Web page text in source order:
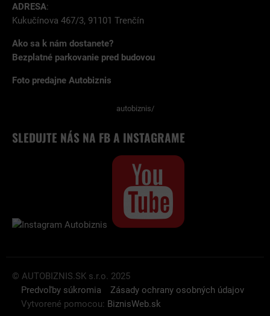
ADRESA:
Kukučínova 467/3, 91101 Trenčín
Ako sa k nám dostanete?
Bezplatné parkovanie pred budovou
Foto predajne Autobiznis
autobiznis/
SLEDUJTE NÁS NA FB A INSTAGRAME
© AUTOBIZNIS.SK s.r.o. 2025
Predvoľby súkromia
Zásady ochrany osobných údajov
Vytvorené pomocou: BiznisWeb.sk